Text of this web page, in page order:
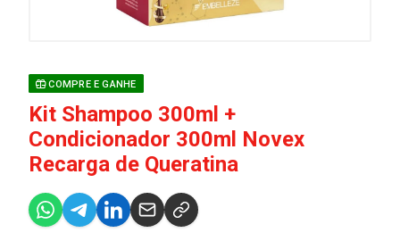
COMPRE E GANHE
Kit Shampoo 300ml +
Condicionador 300ml Novex
Recarga de Queratina